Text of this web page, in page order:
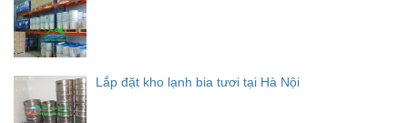
Lắp đặt kho lạnh bia tươi tại Hà Nội